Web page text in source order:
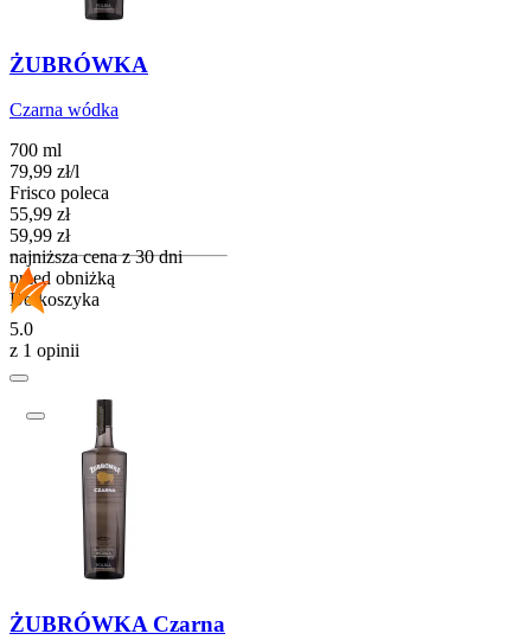
ŻUBRÓWKA
Czarna wódka
700 ml
79,99 zł/l
Frisco poleca
Cena promocyjna
55,99 zł
59,99 zł
najniższa cena z 30 dni
przed obniżką
Do koszyka
5.0
z 1 opinii
ŻUBRÓWKA Czarna